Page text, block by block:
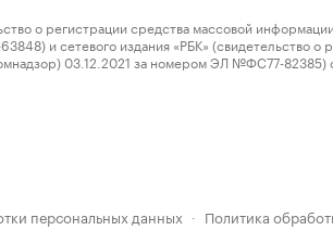
о регистрации средства массовой
и сетевого издания «РБК» (свидетельство о
03.12.2021 за номером ЭЛ №ФС77-
персональных данных · Политика